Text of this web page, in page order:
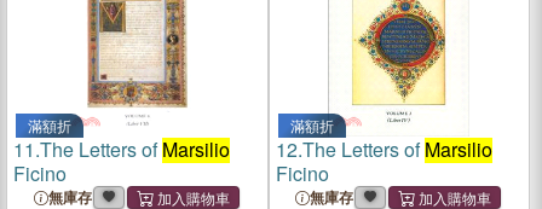
滿額折
11.The Letters ofMarsilio
Ficino
無庫存
滿額折
12.The Letters ofMarsilio
Ficino
無庫存